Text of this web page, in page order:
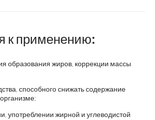
к применению:
образования жиров, коррекции массы
способного снижать содержание
употреблении жирной и углеводистой